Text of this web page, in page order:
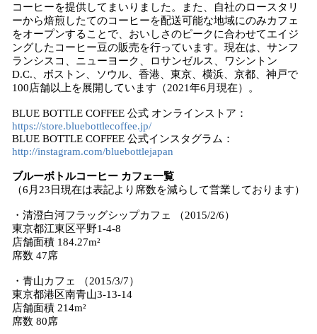
コーヒーを提供してまいりました。また、自社のロースタリ
ーから焙煎したてのコーヒーを配送可能な地域にのみカフェ
をオープンすることで、おいしさのピークに合わせてエイジ
ングしたコーヒー豆の販売を行っています。現在は、サンフ
ランシスコ、ニューヨーク、ロサンゼルス、ワシントン
D.C.、ボストン、ソウル、香港、東京、横浜、京都、神戸で
100店舗以上を展開しています（2021年6月現在）。
BLUE BOTTLE COFFEE 公式 オンラインストア：
https://store.bluebottlecoffee.jp/
BLUE BOTTLE COFFEE 公式インスタグラム：
http://instagram.com/bluebottlejapan
ブルーボトルコーヒー カフェ一覧
（6月23日現在は表記より席数を減らして営業しております）
・清澄白河フラッグシップカフェ （2015/2/6）
東京都江東区平野1-4-8
店舗面積 184.27m²
席数 47席
・青山カフェ （2015/3/7）
東京都港区南青山3-13-14
店舗面積 214m²
席数 80席